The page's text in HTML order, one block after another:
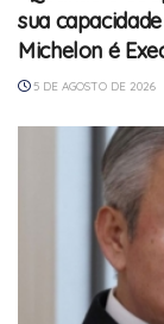
sua
Michelon é
5 DE AGOSTO DE 2026